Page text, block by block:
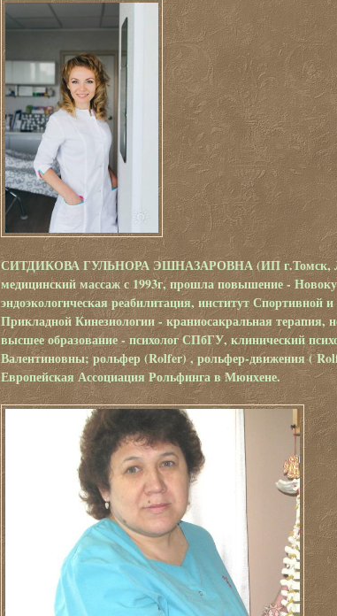
СИТДИКОВА ГУЛЬНОРА ЭШНАЗАРОВНА (ИП г.Томск,
медицинский массаж с 1993г, прошла повышение -
эндоэкологическая реабилитация, институт
Прикладной Кинезиологии - краниосакральная терапия,
высшее образование - психолог СПбГУ, клинический
Валентиновны; рольфер (Rolfer) , рольфер-движения (
Европейская Ассоциация Рольфинга в Мюнхене.